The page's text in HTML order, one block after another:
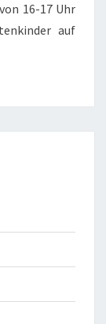
16-17 Uhr
auf